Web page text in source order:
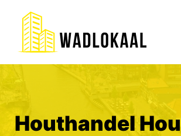
inhoud
Houthandel